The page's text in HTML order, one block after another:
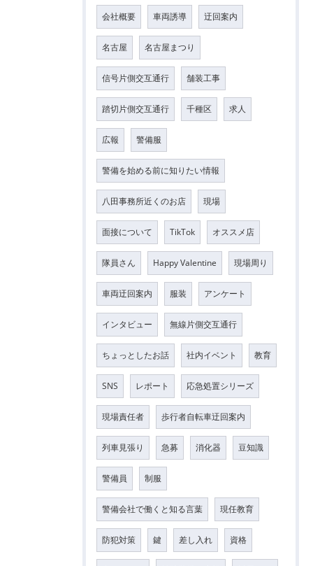
会社概要 車両誘導 迂回案内
名古屋 名古屋まつり
信号片側交互通行 舗装工事
踏切片側交互通行 千種区 求人
広報 警備服
警備を始める前に知りたい情報
八田事務所近くのお店 現場
面接について TikTok オススメ店
隊員さん Happy Valentine 現場周り
車両迂回案内 服装 アンケート
インタビュー 無線片側交互通行
ちょっとしたお話 社内イベント 教育
SNS レポート 応急処置シリーズ
現場責任者 歩行者自転車迂回案内
列車見張り 急募 消化器 豆知識
警備員 制服
警備会社で働くと知る言葉 現任教育
防犯対策 鍵 差し入れ 資格